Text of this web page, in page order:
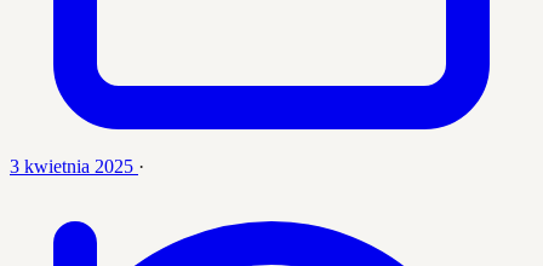
3 kwietnia 2025 ·